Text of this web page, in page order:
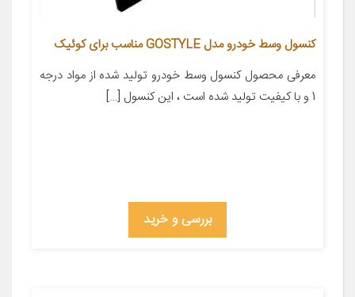
کنسول وسط خودرو مدل GOSTYLE مناسب برای کوئیک
معرفی محصول کنسول وسط خودرو تولید شده از مواد درجه
1 و با کیفیت تولید شده است ، این کنسول […]
بررسی و خرید